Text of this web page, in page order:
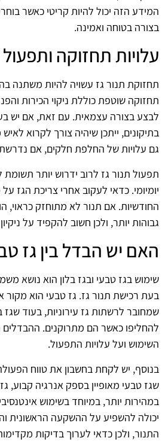
המידע הזה יכול להיות קריטי כאשר
בצורה בטוחה ואמינה.
עלויות תחזוקה
תחזוקת תנור גז עשויה להיות משתנה
תחזוקה שוטפת כוללת ניקוי הכירות
לבצע בצורה עצמאית. עם זאת, אם יש
בתיקונים, ייתכן שיהיה צורך לקרוא
גם עלויות של החלפת חלקים, אם
תפעול תנור גז לרוב ידרוש יותר
יומיומי. כדאי לעקוב אחרי צריכת הגז
החודשיות. אם תנור לא מתוחזק כראוי,
גבוהות יותר, ולכן חשוב להקפיד על
האם יש הבדל בין גז
שימוש בגז טבעי ובגז בלון הוא נושא
בעת רכישת תנור גז. גז טבעי הוא מקור
שמחובר לרשתות גז עירוניות, בעוד שגז
להחליפו כאשר הם מתרוקנים. ההבדלים
השימוש ועל עלויות התפעול.
בנוסף, יש לקחת בחשבון את טווח
שגז טבעי מאופיין בספק אנרגיה קבוע,
במהירות יותר, במיוחד בשימוש
יכולה להשפיע על ההשקעה הראשונית
התנור, ולכן כדאי לערוך בדיקות